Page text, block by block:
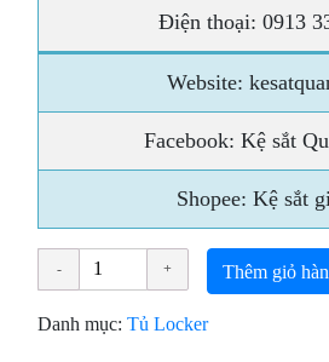
Điện thoại: 0913
Website:
Facebook: Kệ sắt
Shopee: Kệ sắt
Thêm giỏ
Danh mục:Tủ Locker